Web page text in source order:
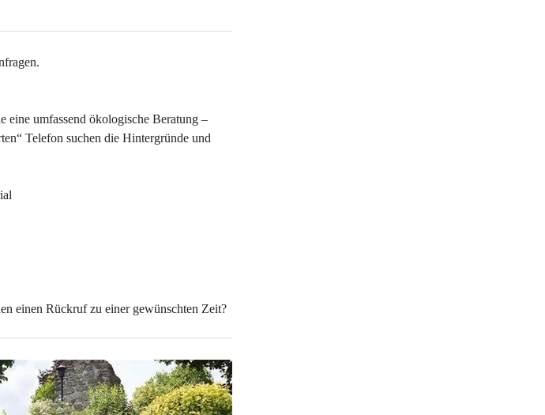
eine umfassend ökologische Beratung –
Telefon suchen die Hintergründe und
einen Rückruf zu einer gewünschten Zeit?